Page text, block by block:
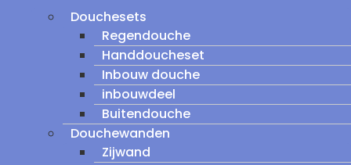
Douchesets
Regendouche
Handdoucheset
Inbouw douche
inbouwdeel
Buitendouche
Douchewanden
Zijwand